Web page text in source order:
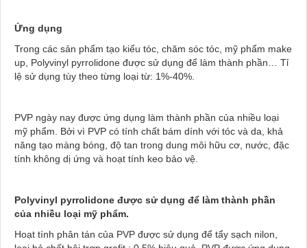
Ứng dụng
Trong các sản phẩm tạo kiểu tóc, chăm sóc tóc, mỹ phẩm make
up, Polyvinyl pyrrolidone được sử dụng để làm thành phần… Tỉ
lệ sử dụng tùy theo từng loại từ: 1%-40%.
PVP ngày nay được ứng dụng làm thành phần của nhiều loại
mỹ phẩm. Bởi vì PVP có tính chất bám dính với tóc và da, khả
năng tạo màng bóng, độ tan trong dung môi hữu cơ, nước, đặc
tính không dị ứng và hoạt tính keo bảo vệ.
Polyvinyl pyrrolidone được sử dụng để làm thành phần
của nhiều loại mỹ phẩm.
Hoạt tính phân tán của PVP được sử dụng để tẩy sạch nilon,